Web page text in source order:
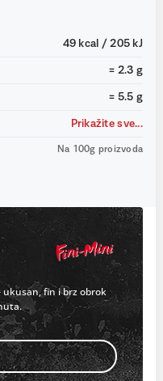
49 kcal / 205 kJ
= 2.3 g
= 5.5 g
Prikažite sve...
Na 100g proizvoda
fin i brz obrok